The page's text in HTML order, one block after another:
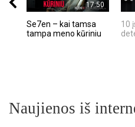
17:50
Se7en – kai tamsa
tampa meno kūriniu
10
Naujienos iš